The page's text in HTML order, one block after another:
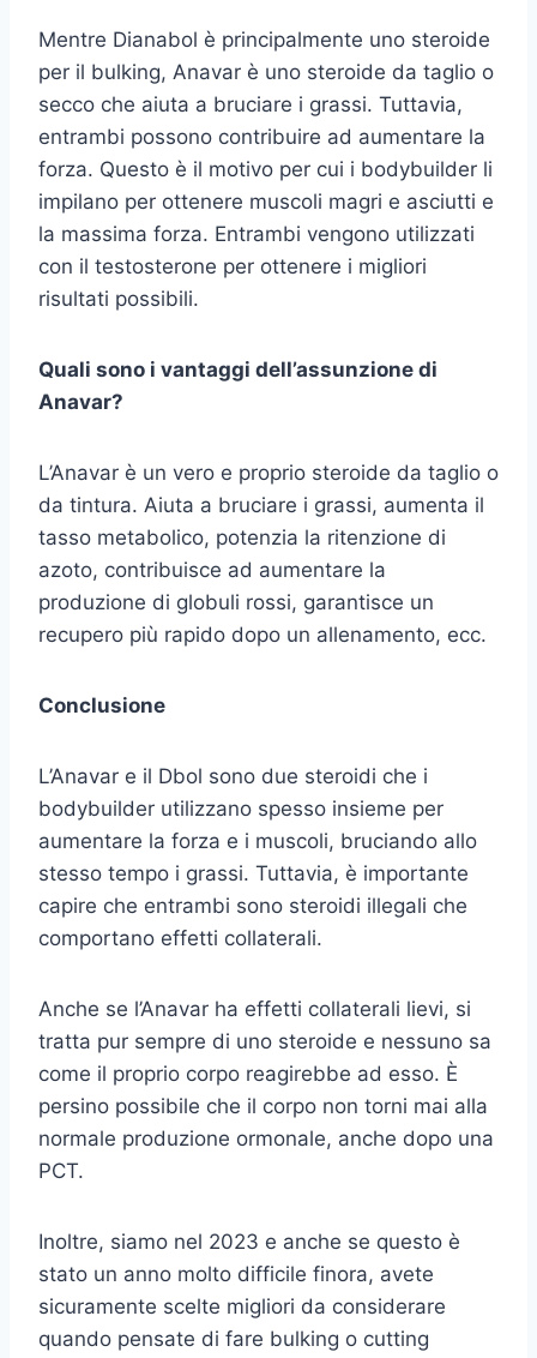
Mentre Dianabol è principalmente uno steroide
per il bulking, Anavar è uno steroide da taglio o
secco che aiuta a bruciare i grassi. Tuttavia,
entrambi possono contribuire ad aumentare la
forza. Questo è il motivo per cui i bodybuilder li
impilano per ottenere muscoli magri e asciutti e
la massima forza. Entrambi vengono utilizzati
con il testosterone per ottenere i migliori
risultati possibili.
Quali sono i vantaggi dell’assunzione di
Anavar?
L’Anavar è un vero e proprio steroide da taglio o
da tintura. Aiuta a bruciare i grassi, aumenta il
tasso metabolico, potenzia la ritenzione di
azoto, contribuisce ad aumentare la
produzione di globuli rossi, garantisce un
recupero più rapido dopo un allenamento, ecc.
Conclusione
L’Anavar e il Dbol sono due steroidi che i
bodybuilder utilizzano spesso insieme per
aumentare la forza e i muscoli, bruciando allo
stesso tempo i grassi. Tuttavia, è importante
capire che entrambi sono steroidi illegali che
comportano effetti collaterali.
Anche se l’Anavar ha effetti collaterali lievi, si
tratta pur sempre di uno steroide e nessuno sa
come il proprio corpo reagirebbe ad esso. È
persino possibile che il corpo non torni mai alla
normale produzione ormonale, anche dopo una
PCT.
Inoltre, siamo nel 2023 e anche se questo è
stato un anno molto difficile finora, avete
sicuramente scelte migliori da considerare
quando pensate di fare bulking o cutting